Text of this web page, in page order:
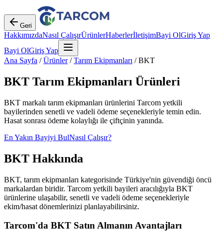
Geri
HakkımızdaNasıl ÇalışırÜrünlerHaberlerİletişimBayi OlGiriş Yap
Bayi OlGiriş Yap
Ana Sayfa /Ürünler/Tarım Ekipmanları /BKT
BKT Tarım Ekipmanları Ürünleri
BKT markalı tarım ekipmanları ürünlerini Tarcom yetkili
bayilerinden senetli ve vadeli ödeme seçenekleriyle temin edin.
Hasat sonrası ödeme kolaylığı ile çiftçinin yanında.
En Yakın Bayiyi BulNasıl Çalışır?
BKT Hakkında
BKT, tarım ekipmanları kategorisinde Türkiye'nin güvendiği öncü
markalardan biridir. Tarcom yetkili bayileri aracılığıyla BKT
ürünlerine ulaşabilir, senetli ve vadeli ödeme seçenekleriyle
ekim/hasat dönemlerinizi planlayabilirsiniz.
Tarcom'da BKT Satın Almanın Avantajları